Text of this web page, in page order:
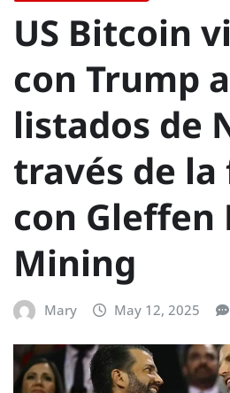
US Bitcoin
con Trump
listados de
través de la
con Gleffen
Mining
Mary May 12, 2025